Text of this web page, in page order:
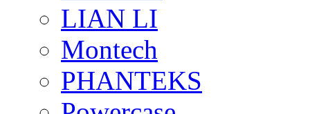
LIAN LI
Montech
PHANTEKS